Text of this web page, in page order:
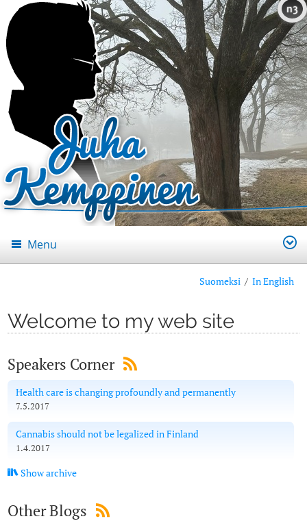
n3
Menu
Suomeksi/ In English
Welcome to my web site
Speakers Corner
Health care is changing profoundly and permanently
7.5.2017
Cannabis should not be legalized in Finland
1.4.2017
Show archive
Other Blogs